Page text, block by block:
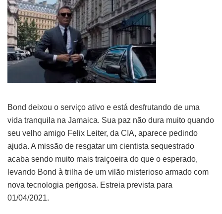
Bond deixou o serviço ativo e está desfrutando de uma
vida tranquila na Jamaica. Sua paz não dura muito quando
seu velho amigo Felix Leiter, da CIA, aparece pedindo
ajuda. A missão de resgatar um cientista sequestrado
acaba sendo muito mais traiçoeira do que o esperado,
levando Bond à trilha de um vilão misterioso armado com
nova tecnologia perigosa. Estreia prevista para
01/04/2021.